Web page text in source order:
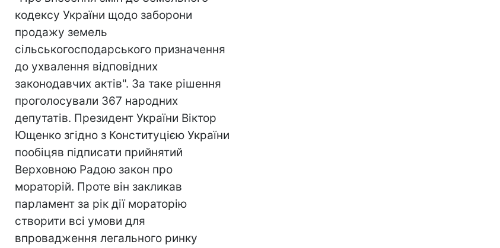
кодексу України щодо заборони
продажу земель
сільськогосподарського призначення
до ухвалення відповідних
законодавчих актів". За таке рішення
проголосували 367 народних
депутатів. Президент України Віктор
Ющенко згідно з Конституцією України
пообіцяв підписати прийнятий
Верховною Радою закон про
мораторій. Проте він закликав
парламент за рік дії мораторію
створити всі умови для
впровадження легального ринку